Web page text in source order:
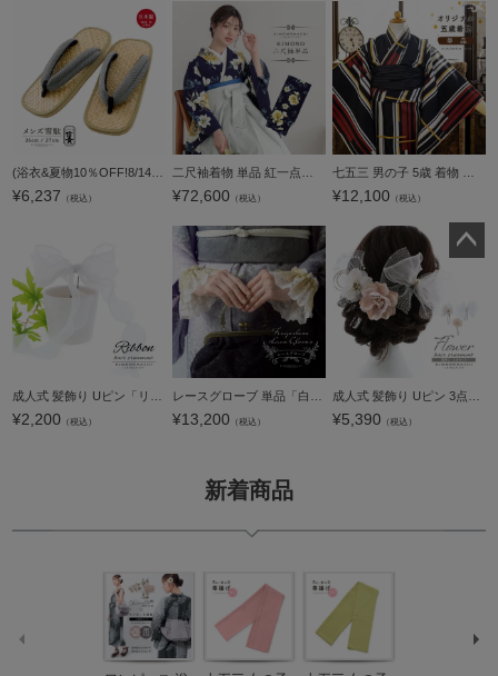
¥6,237 （税込） ¥72,600 （税込） ¥12,100 （税込）
成人式 髪飾り Uピン「リボン ホワイト」日本製 振袖用髪飾り 成人式 卒業式 結婚式 着物【メール便不可】
¥2,200 （税込）
レースグローブ 単品「白×金」日本製 付け袖 3段フリル 重ね着 レイヤード エレガント レトロ 可愛い 振袖 着物 成人式 卒業式【メール便不可】
¥13,200 （税込）
成人式 髪飾り Uピン 3点セット「フラワー、チュールラメリボン ベージュピンク」日本製 Uピン 振袖用髪飾り お花髪飾り 成人式 卒業式 結婚式 着物【メール便不可】
¥5,390 （税込）
新着商品
ップ
へ